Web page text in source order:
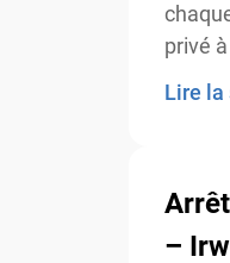
privé
Lire la
–